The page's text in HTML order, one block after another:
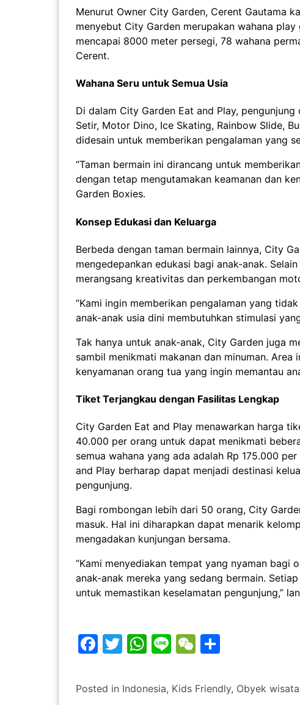
Menurut Owner City Garden, Cerent Gautama
menyebut City Garden merupakan wahana
mencapai 8000 meter persegi, 78 wahana
Cerent.
Wahana Seru untuk Semua Usia
Di dalam City Garden Eat and Play,
Setir, Motor Dino, Ice Skating, Rainbow Slide,
didesain untuk memberikan pengalaman yang
“Taman bermain ini dirancang untuk
dengan tetap mengutamakan keamanan dan
Garden Boxies.
Konsep Edukasi dan Keluarga
Berbeda dengan taman bermain lainnya, City
mengedepankan edukasi bagi anak-anak.
merangsang kreativitas dan perkembangan
“Kami ingin memberikan pengalaman yang
anak-anak usia dini membutuhkan stimulasi
Tak hanya untuk anak-anak, City Garden juga
sambil menikmati makanan dan minuman.
kenyamanan orang tua yang ingin memantau
Tiket Terjangkau dengan Fasilitas Lengkap
City Garden Eat and Play menawarkan harga
40.000 per orang untuk dapat menikmati
semua wahana yang ada adalah Rp 175.000
and Play berharap dapat menjadi destinasi
pengunjung.
Bagi rombongan lebih dari 50 orang, City
masuk. Hal ini diharapkan dapat menarik
mengadakan kunjungan bersama.
“Kami menyediakan tempat yang nyaman bagi
anak-anak mereka yang sedang bermain.
untuk memastikan keselamatan pengunjung,”
Facebook
Twitter
WhatsApp
LineWeChat
Posted in Indonesia, Kids Friendly, Obyek wisata